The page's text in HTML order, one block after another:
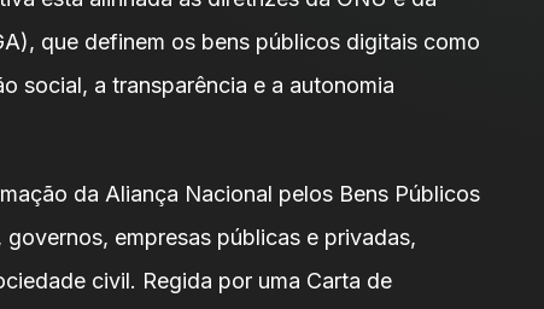
que definem os bens públicos digitais como
social, a transparência e a autonomia
da Aliança Nacional pelos Bens Públicos
empresas públicas e privadas,
civil. Regida por uma Carta de